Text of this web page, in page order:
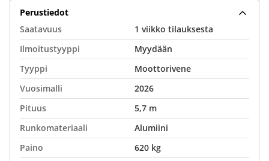
Perustiedot
Saatavuus
1 viikko tilauksesta
Ilmoitustyyppi
Myydään
Tyyppi
Moottorivene
Vuosimalli
2026
Pituus
5,7 m
Runkomateriaali
Alumiini
Paino
620 kg